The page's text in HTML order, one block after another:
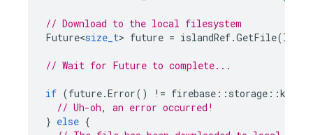
// Download to the local filesystem
Future<size_t> future = islandRef.GetFile(
// Wait for Future to complete...
if (future.Error() != firebase :: storage ::
// Uh-oh, an error occurred!
} else {